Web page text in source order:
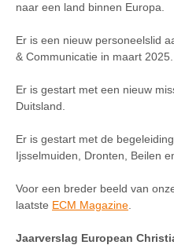
naar een land binnen Europa.
Er is een nieuw personeelslid
& Communicatie in maart 2025.
Er is gestart met een nieuw
Duitsland.
Er is gestart met de
Ijsselmuiden, Dronten, Beilen
Voor een breder beeld van
laatste ECM Magazine
Jaarverslag European